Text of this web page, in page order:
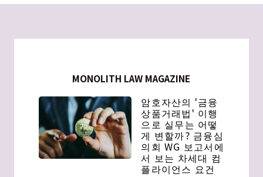
MONOLITH LAW MAGAZINE
암호자산의 '금융
상품거래법' 이행
으로 실무는 어떻
게 변할까? 금융심
의회 WG 보고서에
서 보는 차세대 컴
플라이언스 요건